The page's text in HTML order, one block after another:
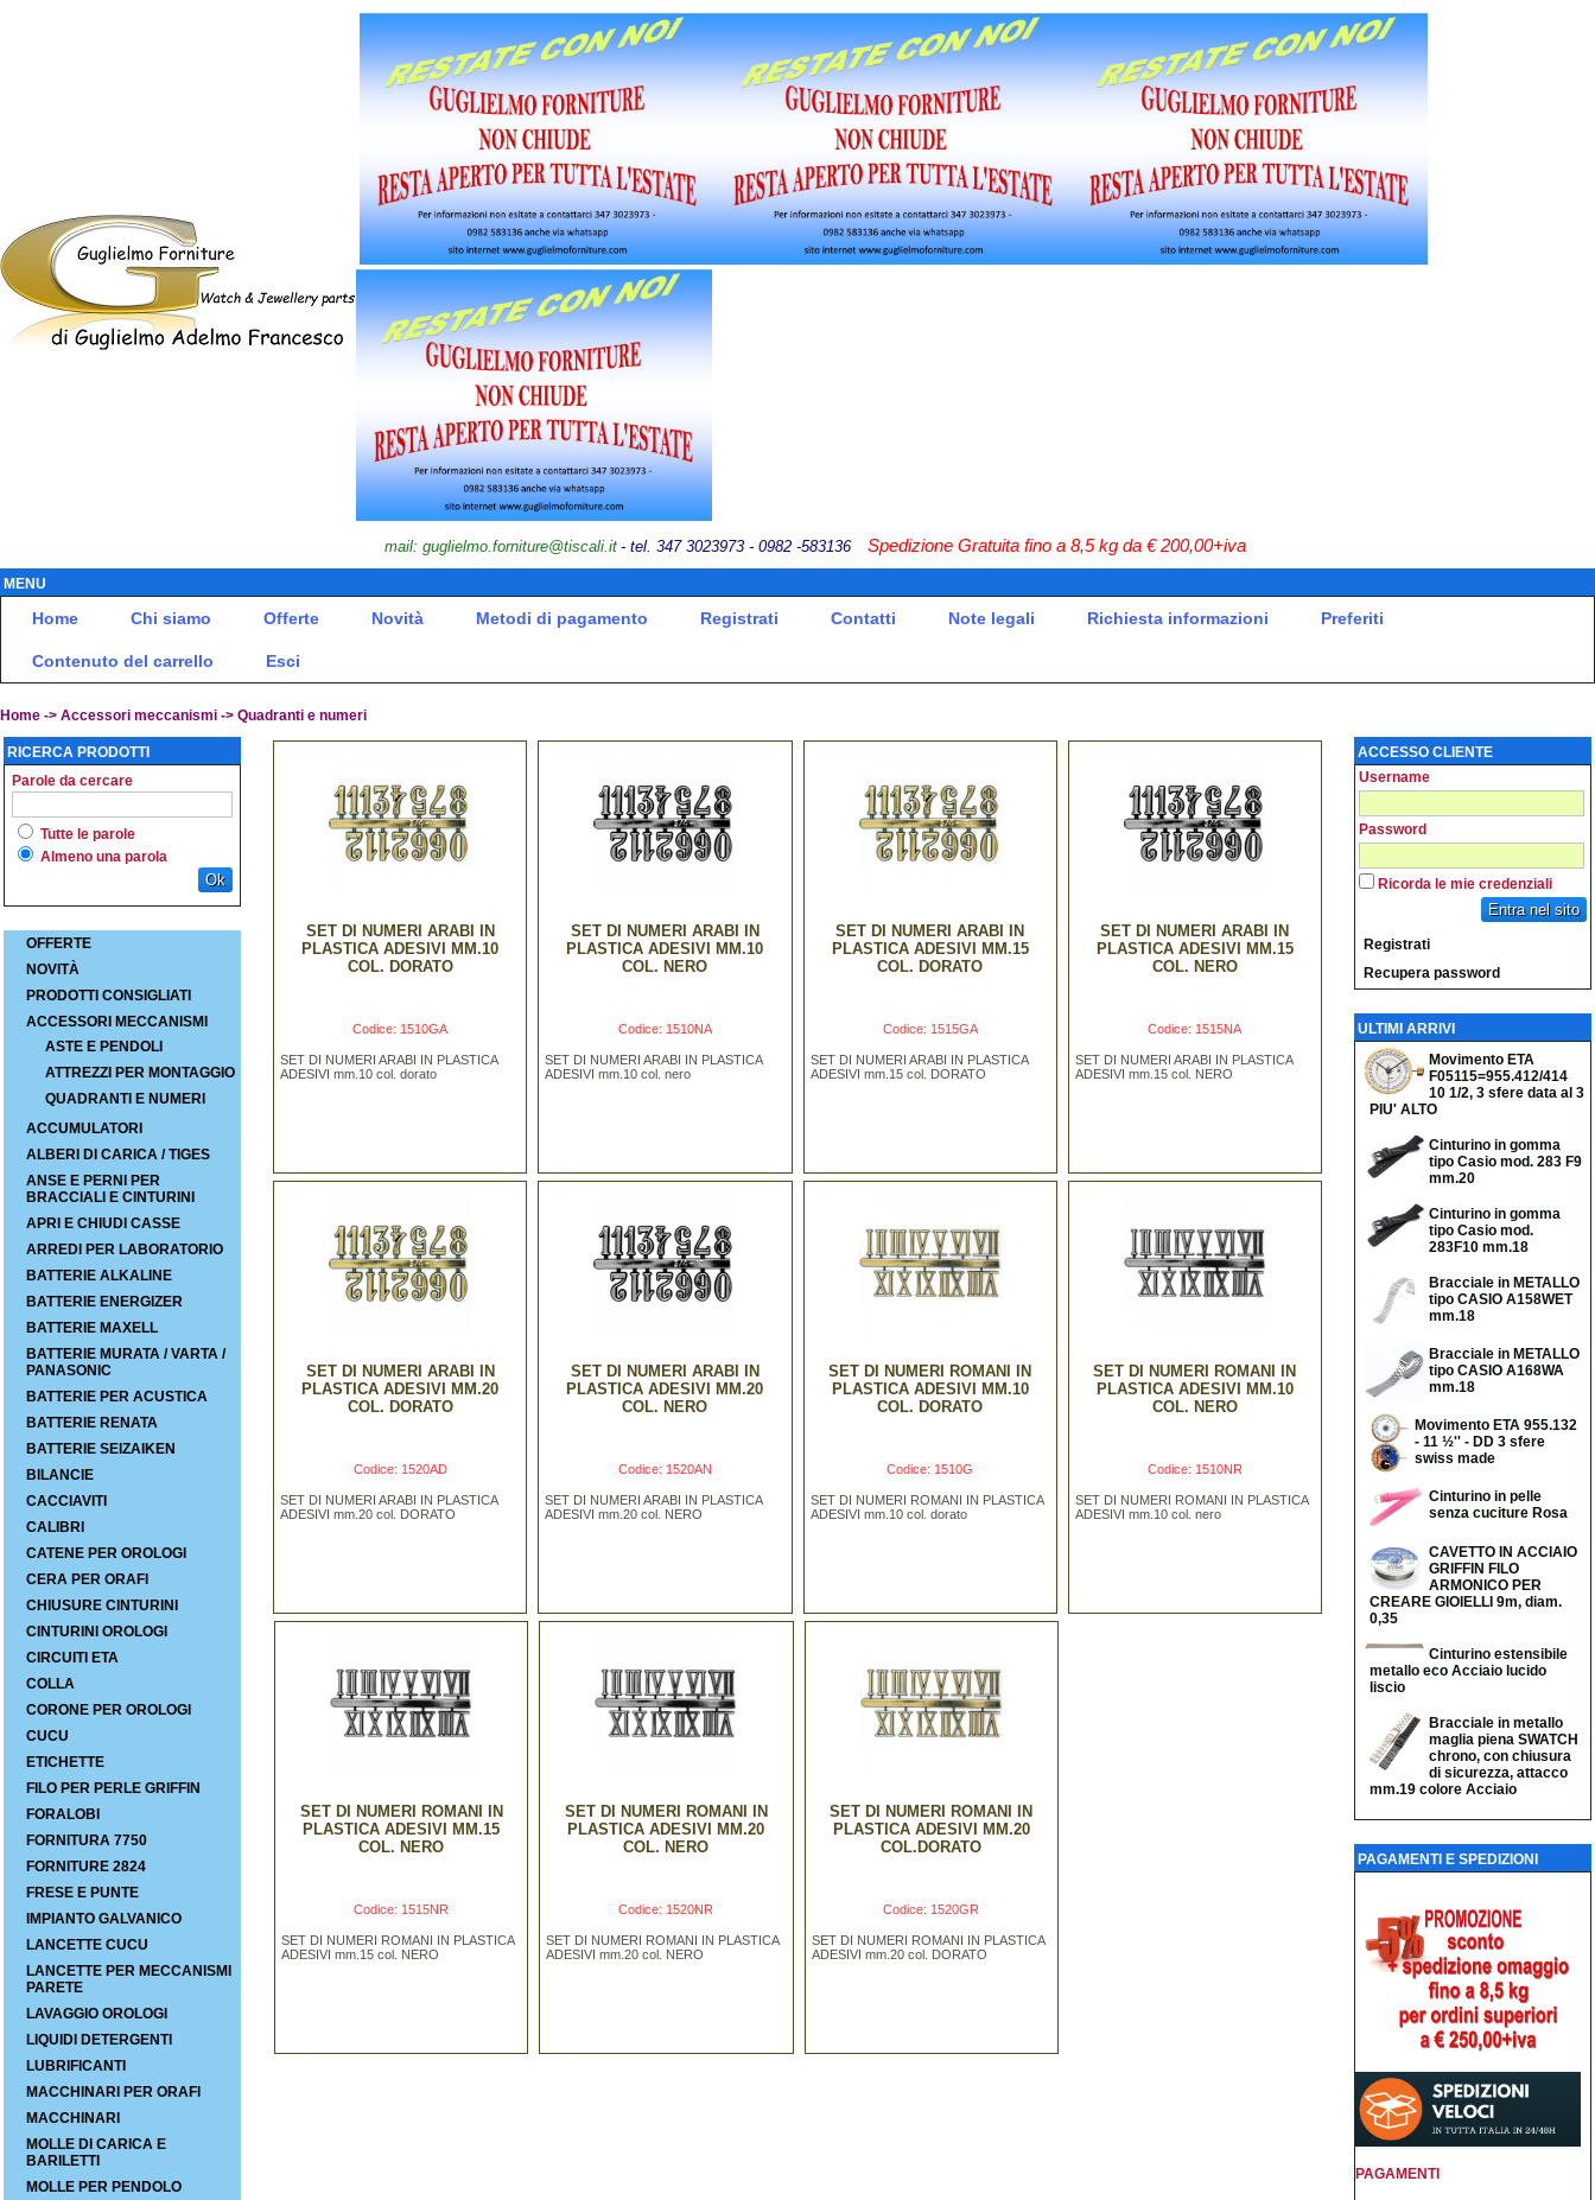
mail: guglielmo.forniture@tiscali.it - tel. 347 3023973 - 0982 -583136 Spedizione Gratuita fino a 8,5 kg da € 200,00+iva
MENU
Home Chi siamo Offerte Novità Metodi di pagamento Registrati Contatti Note legali Richiesta informazioni Preferiti
Contenuto del carrello Esci
Home -> Accessori meccanismi -> Quadranti e numeri
RICERCA PRODOTTI
Parole da cercare
Tutte le parole
Almeno una parola
Ok
OFFERTE
NOVITÀ
PRODOTTI CONSIGLIATI
ACCESSORI MECCANISMI
ASTE E PENDOLI
ATTREZZI PER MONTAGGIO
QUADRANTI E NUMERI
ACCUMULATORI
ALBERI DI CARICA / TIGES
ANSE E PERNI PER
BRACCIALI E CINTURINI
APRI E CHIUDI CASSE
ARREDI PER LABORATORIO
BATTERIE ALKALINE
BATTERIE ENERGIZER
BATTERIE MAXELL
BATTERIE MURATA / VARTA /
PANASONIC
BATTERIE PER ACUSTICA
BATTERIE RENATA
BATTERIE SEIZAIKEN
BILANCIE
CACCIAVITI
CALIBRI
CATENE PER OROLOGI
CERA PER ORAFI
CHIUSURE CINTURINI
CINTURINI OROLOGI
CIRCUITI ETA
COLLA
CORONE PER OROLOGI
CUCU
ETICHETTE
FILO PER PERLE GRIFFIN
FORALOBI
FORNITURA 7750
FORNITURE 2824
FRESE E PUNTE
IMPIANTO GALVANICO
LANCETTE CUCU
LANCETTE PER MECCANISMI
PARETE
LAVAGGIO OROLOGI
LIQUIDI DETERGENTI
LUBRIFICANTI
MACCHINARI PER ORAFI
MACCHINARI
MOLLE DI CARICA E
BARILETTI
MOLLE PER PENDOLO
SET DI NUMERI ARABI IN
PLASTICA ADESIVI MM.10
COL. DORATO
Codice: 1510GA
SET DI NUMERI ARABI IN PLASTICA
ADESIVI mm.10 col. dorato
SET DI NUMERI ARABI IN
PLASTICA ADESIVI MM.10
COL. NERO
Codice: 1510NA
SET DI NUMERI ARABI IN PLASTICA
ADESIVI mm.10 col. nero
SET DI NUMERI ARABI IN
PLASTICA ADESIVI MM.15
COL. DORATO
Codice: 1515GA
SET DI NUMERI ARABI IN PLASTICA
ADESIVI mm.15 col. DORATO
SET DI NUMERI ARABI IN
PLASTICA ADESIVI MM.15
COL. NERO
Codice: 1515NA
SET DI NUMERI ARABI IN PLASTICA
ADESIVI mm.15 col. NERO
SET DI NUMERI ARABI IN
PLASTICA ADESIVI MM.20
COL. DORATO
Codice: 1520AD
SET DI NUMERI ARABI IN PLASTICA
ADESIVI mm.20 col. DORATO
SET DI NUMERI ARABI IN
PLASTICA ADESIVI MM.20
COL. NERO
Codice: 1520AN
SET DI NUMERI ARABI IN PLASTICA
ADESIVI mm.20 col. NERO
SET DI NUMERI ROMANI IN
PLASTICA ADESIVI MM.10
COL. DORATO
Codice: 1510G
SET DI NUMERI ROMANI IN PLASTICA
ADESIVI mm.10 col. dorato
SET DI NUMERI ROMANI IN
PLASTICA ADESIVI MM.10
COL. NERO
Codice: 1510NR
SET DI NUMERI ROMANI IN PLASTICA
ADESIVI mm.10 col. nero
SET DI NUMERI ROMANI IN
PLASTICA ADESIVI MM.15
COL. NERO
Codice: 1515NR
SET DI NUMERI ROMANI IN PLASTICA
ADESIVI mm.15 col. NERO
SET DI NUMERI ROMANI IN
PLASTICA ADESIVI MM.20
COL. NERO
Codice: 1520NR
SET DI NUMERI ROMANI IN PLASTICA
ADESIVI mm.20 col. NERO
SET DI NUMERI ROMANI IN
PLASTICA ADESIVI MM.20
COL.DORATO
Codice: 1520GR
SET DI NUMERI ROMANI IN PLASTICA
ADESIVI mm.20 col. DORATO
ACCESSO CLIENTE
Username
Password
Ricorda le mie credenziali
Entra nel sito
Registrati
Recupera password
ULTIMI ARRIVI
Movimento ETA
F05115=955.412/414
10 1/2, 3 sfere data al 3
PIU' ALTO
Cinturino in gomma
tipo Casio mod. 283 F9
mm.20
Cinturino in gomma
tipo Casio mod.
283F10 mm.18
Bracciale in METALLO
tipo CASIO A158WET
mm.18
Bracciale in METALLO
tipo CASIO A168WA
mm.18
Movimento ETA 955.132
- 11 ½'' - DD 3 sfere
swiss made
Cinturino in pelle
senza cuciture Rosa
CAVETTO IN ACCIAIO
GRIFFIN FILO
ARMONICO PER
CREARE GIOIELLI 9m, diam.
0,35
Cinturino estensibile
metallo eco Acciaio lucido
liscio
Bracciale in metallo
maglia piena SWATCH
chrono, con chiusura
di sicurezza, attacco
mm.19 colore Acciaio
PAGAMENTI E SPEDIZIONI
PAGAMENTI